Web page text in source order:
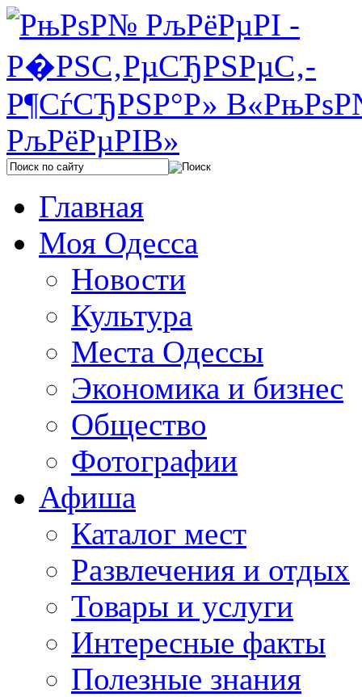
Главная
Моя Одесса
Новости
Культура
Места Одессы
Экономика и бизнес
Общество
Фотографии
Афиша
Каталог мест
Развлечения и отдых
Товары и услуги
Интересные факты
Полезные знания